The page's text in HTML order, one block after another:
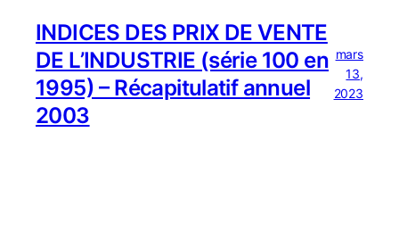
INDICES DES PRIX DE VENTE
DE L’INDUSTRIE (série 100 en
1995) – Récapitulatif annuel
2003
mars
13,
2023